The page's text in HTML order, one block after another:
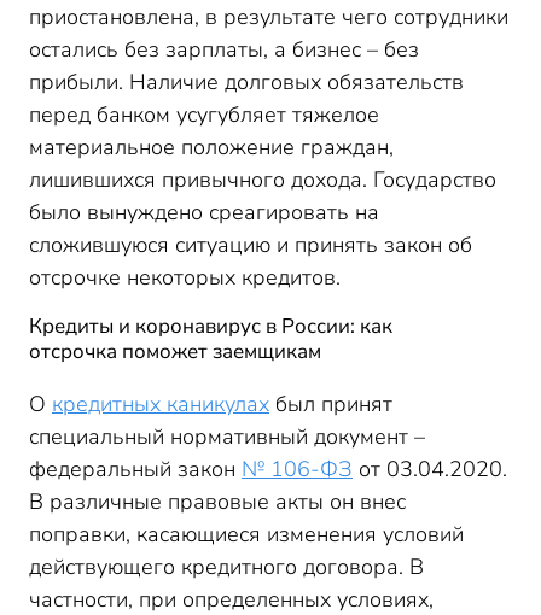
приостановлена, в результате чего сотрудники
остались без зарплаты, а бизнес – без
прибыли. Наличие долговых обязательств
перед банком усугубляет тяжелое
материальное положение граждан,
лишившихся привычного дохода. Государство
было вынуждено среагировать на
сложившуюся ситуацию и принять закон об
отсрочке некоторых кредитов.
Кредиты и коронавирус в России: как
отсрочка поможет заемщикам
О кредитных каникулах был принят
специальный нормативный документ –
федеральный закон № 106-ФЗ от 03.04.2020.
В различные правовые акты он внес
поправки, касающиеся изменения условий
действующего кредитного договора. В
частности, при определенных условиях,